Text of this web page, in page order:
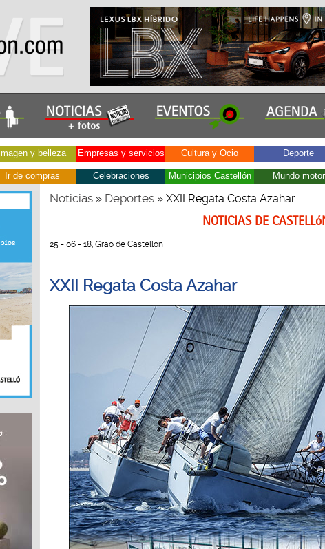
Imagen y belleza Empresas y servicios Cultura y Ocio Deporte
Ir de compras Celebraciones Municipios Castellón Mundo motor
Noticias» Deportes» XXII Regata Costa Azahar
NOTICIAS DE
25 - 06 - 18, Grao de Castellón
XXII Regata Costa Azahar